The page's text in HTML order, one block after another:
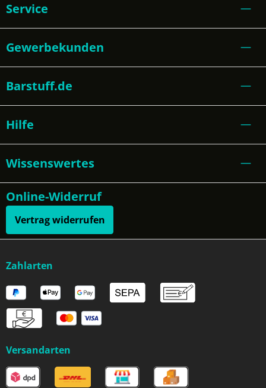
Service
Gewerbekunden
Barstuff.de
Hilfe
Wissenswertes
Online-Widerruf
Vertrag widerrufen
Zahlarten
Versandarten